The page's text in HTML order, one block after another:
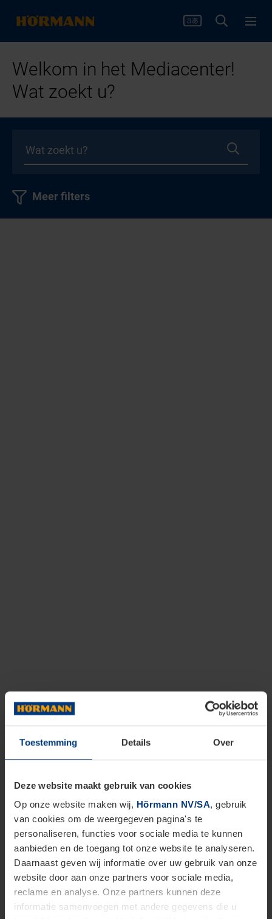
Toestemming Details Over
Deze website maakt gebruik van cookies
Op onze website maken wij, Hörmann NV/SA, gebruik
van cookies om de weergegeven pagina's te
personaliseren, functies voor sociale media te kunnen
aanbieden en de toegang tot onze website te analyseren.
Daarnaast geven wij informatie over uw gebruik van onze
website door aan onze partners voor sociale media,
reclame en analyse. Onze partners kunnen deze
informatie samenvoegen met andere gegevens die u
Welkom in het Mediacenter!
Wat zoekt u?
Meer filters